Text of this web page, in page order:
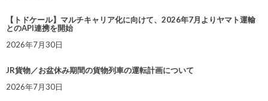
【トドケール】マルチキャリア化に向けて、2026年7月よりヤマト運輸
とのAPI連携を開始
2026年7月30日
JR貨物／お盆休み期間の貨物列車の運転計画について
2026年7月30日